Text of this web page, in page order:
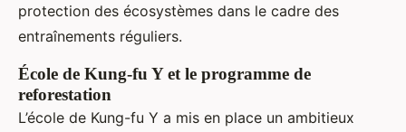
protection des écosystèmes dans le cadre des
entraînements réguliers.
École de Kung-fu Y et le programme de
reforestation
L’école de Kung-fu Y a mis en place un ambitieux